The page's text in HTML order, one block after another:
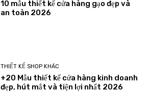
10 mẫu thiết kế cửa hàng gạo đẹp và
an toàn 2026
THIẾT KẾ SHOP KHÁC
+20 Mẫu thiết kế cửa hàng kinh doanh
đẹp, hút mắt và tiện lợi nhất 2026